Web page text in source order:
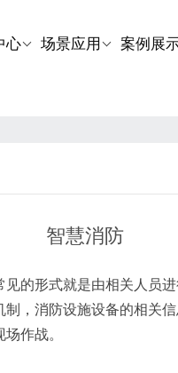
心 场景应用 案例展
智慧消防
的形式就是由相关人员
，消防设施设备的相关
作战。